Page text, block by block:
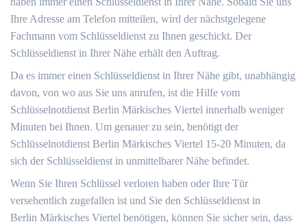
Ihre Adresse am Telefon mitteilen, wird der nächstgelegene
Fachmann vom Schlüsseldienst zu Ihnen geschickt. Der
Schlüsseldienst in Ihrer Nähe erhält den Auftrag.
Da es immer einen Schlüsseldienst in Ihrer Nähe gibt, unabhängig
davon, von wo aus Sie uns anrufen, ist die Hilfe vom
Schlüsselnotdienst Berlin Märkisches Viertel innerhalb weniger
Minuten bei Ihnen. Um genauer zu sein, benötigt der
Schlüsselnotdienst Berlin Märkisches Viertel 15-20 Minuten, da
sich der Schlüsseldienst in unmittelbarer Nähe befindet.
Wenn Sie Ihren Schlüssel verloren haben oder Ihre Tür
versehentlich zugefallen ist und Sie den Schlüsseldienst in
Berlin Märkisches Viertel benötigen, können Sie sicher sein, dass